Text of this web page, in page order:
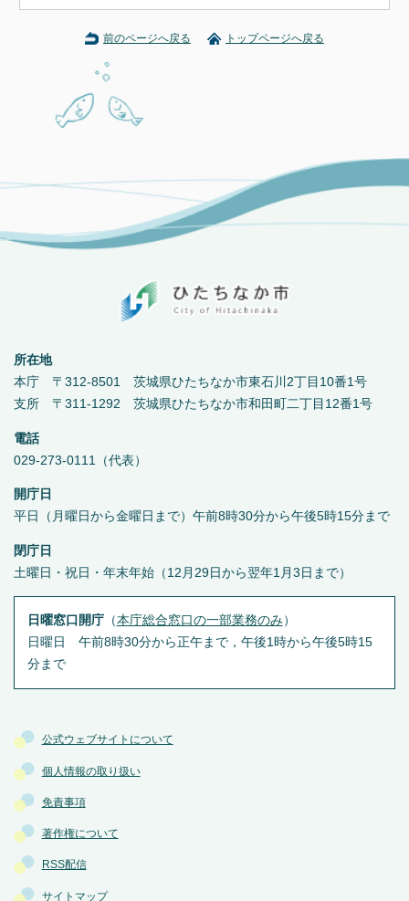
前のページへ戻る トップページへ戻る
公式ウェブサイトについて
個人情報の取り扱い
免責事項
著作権について
RSS配信
サイトマップ
所在地
本庁 〒312-8501 茨城県ひたちなか市東石川2丁目10番1号
支所 〒311-1292 茨城県ひたちなか市和田町二丁目12番1号
電話
029-273-0111（代表）
開庁日
平日（月曜日から金曜日まで）午前8時30分から午後5時15分まで
閉庁日
土曜日・祝日・年末年始（12月29日から翌年1月3日まで）
日曜窓口開庁（本庁総合窓口の一部業務のみ ）
日曜日 午前8時30分から正午まで，午後1時から午後5時15
分まで